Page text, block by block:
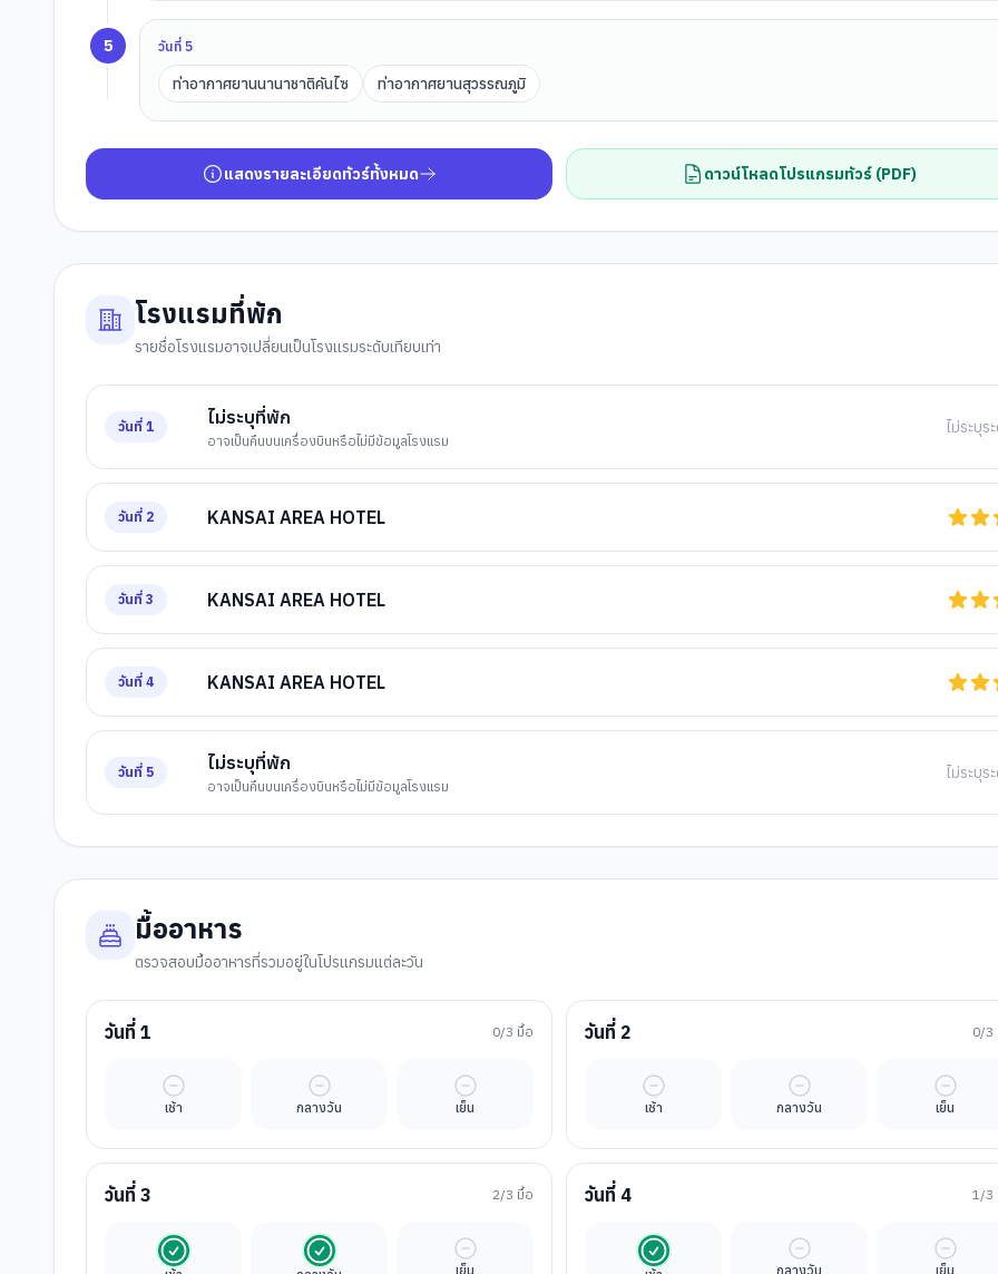
5 วันที่5
ท่าอากาศยานนานาชาติคันไซ ท่าอากาศยานสุวรรณภูมิ
แสดงรายละเอียดทัวร์ทั้งหมด ดาวน์โหลดโปรแกรมทัวร์ (PDF)
โรงแรมที่พัก
รายชื่อโรงแรมอาจเปลี่ยนเป็นโรงแรมระดับเทียบเท่า
วันที่ 1 ไม่ระบุที่พัก
อาจเป็นคืนบนเครื่องบินหรือไม่มีข้อมูลโรงแรม
ไม่ระบุร
วันที่ 2 KANSAI AREA HOTEL
วันที่ 3 KANSAI AREA HOTEL
วันที่ 4 KANSAI AREA HOTEL
วันที่ 5 ไม่ระบุที่พัก
อาจเป็นคืนบนเครื่องบินหรือไม่มีข้อมูลโรงแรม
ไม่ระบุร
มื้ออาหาร
ตรวจสอบมื้ออาหารที่รวมอยู่ในโปรแกรมแต่ละวัน
วันที่ 1 0/3 มื้อ
เช้า
มื้ออิสระ
กลางวัน
มื้ออิสระ
เย็น
มื้ออิสระ
วันที่ 2 0/3
เช้า
มื้ออิสระ
กลางวัน
มื้ออิสระ
เย็น
มื้ออิสร
วันที่ 3 2/3 มื้อ
รวมในค่าทัวร์ รวมในค่าทัวร์
เย็น
มื้ออิสระ
วันที่ 4 1/3
รวมในค่าทัวร์
กลางวัน
มื้ออิสระ
เย็น
มื้ออิสร